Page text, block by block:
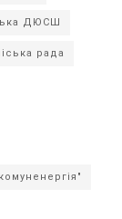
ДЮСШ
рада